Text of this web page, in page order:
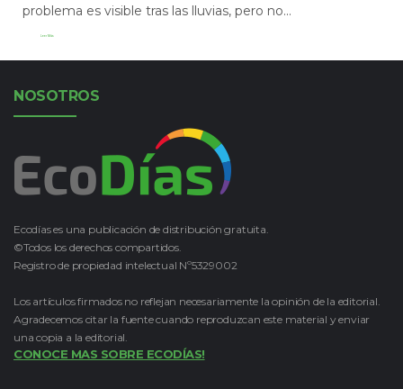
problema es visible tras las lluvias, pero no...
Leer Más
NOSOTROS
Ecodías es una publicación de distribución gratuita.
©Todos los derechos compartidos.
Registro de propiedad intelectual Nº5329002
Los artículos firmados no reflejan necesariamente la opinión de la editorial.
Agradecemos citar la fuente cuando reproduzcan este material y enviar
una copia a la editorial.
CONOCE MAS SOBRE ECODÍAS!